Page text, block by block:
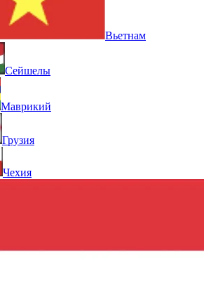
Вьетнам
Сейшелы
Маврикий
Грузия
Чехия